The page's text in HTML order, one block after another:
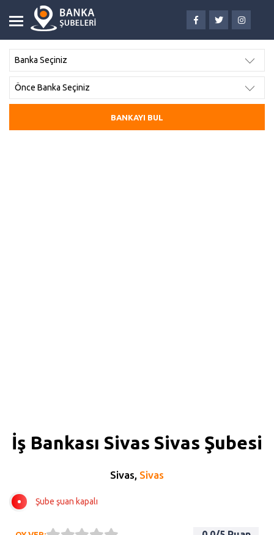
İş Bankası Sivas Sivas Şubesi
Sivas, Sivas
Şube şuan kapalı